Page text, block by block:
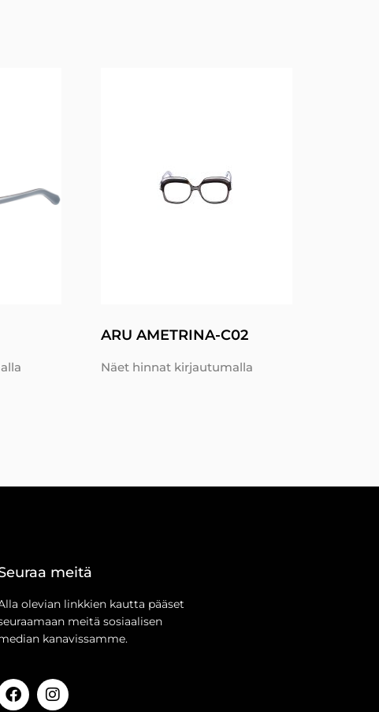
ARU AMETRINA-C02
Näet hinnat kirjautumalla
meitä
olevian linkkien kautta pääset
meitä sosiaalisen
kanavissamme.